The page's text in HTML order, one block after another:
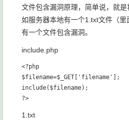
文件包含漏洞原理，简单说，就
如服务器本地有一个1.txt文件（
有一个文件包含漏洞。
include.php
<?php
$filename=$_GET['filename'];
include($filename);
1.txt